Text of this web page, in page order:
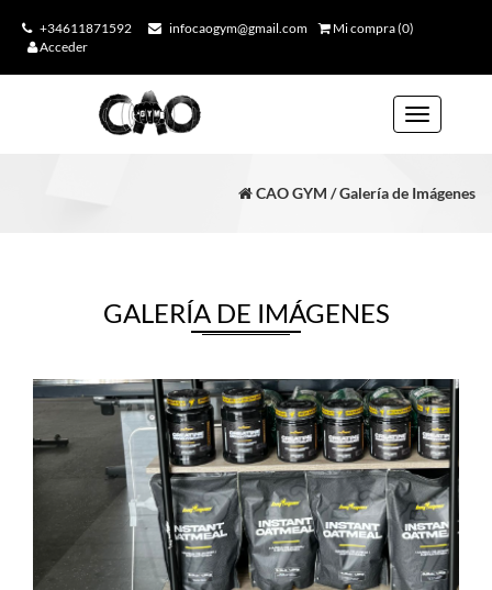
+34611871592 infocaogym@gmail.com
Mi compra (0)
Acceder
Toggle
navigation
CAO GYM / Galería de Imágenes
GALERÍA DE IMÁGENES